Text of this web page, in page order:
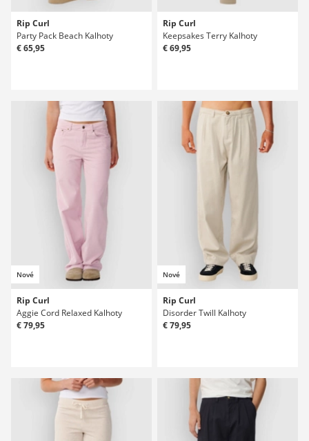
Rip Curl
Party Pack Beach Kalhoty
€ 65,95
Rip Curl
Keepsakes Terry Kalhoty
€ 69,95
Nové
Rip Curl
Aggie Cord Relaxed Kalhoty
€ 79,95
Nové
Rip Curl
Disorder Twill Kalhoty
€ 79,95